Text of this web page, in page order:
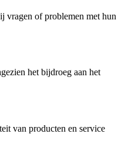
vragen of problemen met hun
het bijdroeg aan het
van producten en service